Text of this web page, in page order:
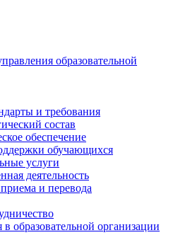
образовательной
и требования
состав
обеспечение
обучающихся
услуги
деятельность
и перевода
образовательной организации